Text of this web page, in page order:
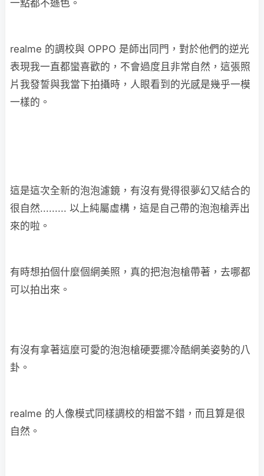
一點都不遜色。
realme 的調校與 OPPO 是師出同門，對於他們的逆光
表現我一直都蠻喜歡的，不會過度且非常自然，這張照
片我發誓與我當下拍攝時，人眼看到的光感是幾乎一模
一樣的。
這是這次全新的泡泡濾鏡，有沒有覺得很夢幻又結合的
很自然......... 以上純屬虛構，這是自己帶的泡泡槍弄出
來的啦。
有時想拍個什麼個網美照，真的把泡泡槍帶著，去哪都
可以拍出來。
有沒有拿著這麼可愛的泡泡槍硬要擺冷酷網美姿勢的八
卦。
realme 的人像模式同樣調校的相當不錯，而且算是很
自然。